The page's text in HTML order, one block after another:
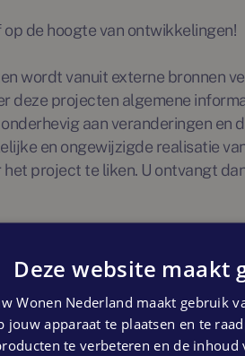
de hoogte van ontwikkelingen!
wordt vanuit externe bronnen
deze projecten algemene
aan veranderingen en
en ongewijzigde realisatie
project te liken. U ontvangt
Deze website maakt
Wonen Nederland maakt gebruik
jouw apparaat te plaatsen en te
te verbeteren en de